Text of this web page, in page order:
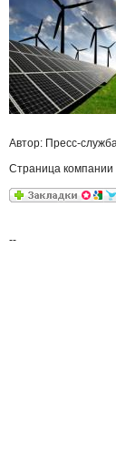
Автор: Пресс-
Страница компании
--